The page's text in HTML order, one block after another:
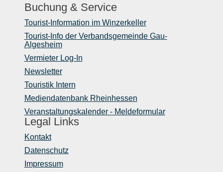
Buchung & Service
Tourist-Information im Winzerkeller
Tourist-Info der Verbandsgemeinde Gau-
Algesheim
Vermieter Log-In
Newsletter
Touristik Intern
Mediendatenbank Rheinhessen
Veranstaltungskalender - Meldeformular
Legal Links
Kontakt
Datenschutz
Impressum